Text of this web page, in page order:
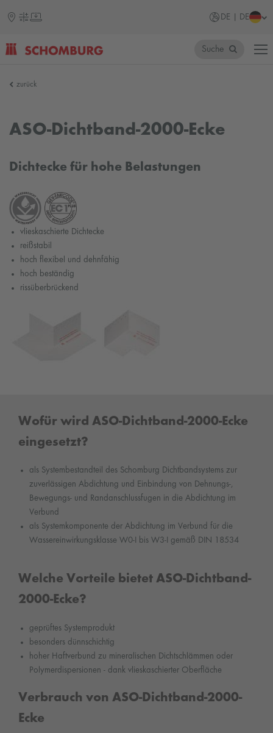
DE | DE
Suche
zurück
ASO-Dichtband-2000-Ecke
Dichtecke für hohe Belastungen
vlieskaschierte Dichtecke
reißstabil
hoch flexibel und dehnfähig
hoch beständig
rissüberbrückend
Wofür wird ASO-Dichtband-2000-Ecke
eingesetzt?
als Systembestandteil des Schomburg Dichtbandsystems zur
zuverlässigen Abdichtung und Einbindung von Dehnungs-,
Bewegungs- und Randanschlussfugen in die Abdichtung im
Verbund
als Systemkomponente der Abdichtung im Verbund für die
Wassereinwirkungsklasse W0-I bis W3-I gemäß DIN 18534
Welche Vorteile bietet ASO-Dichtband-
2000-Ecke?
geprüftes Systemprodukt
besonders dünnschichtig
hoher Haftverbund zu mineralischen Dichtschlämmen oder
Polymerdispersionen - dank vlieskaschierter Oberfläche
Verbrauch von ASO-Dichtband-2000-
Ecke